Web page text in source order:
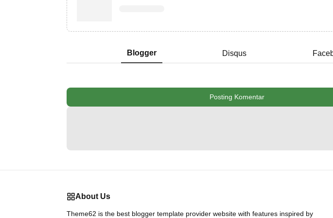
Blogger Disqus
Posting Komentar
About Us
Theme62 is the best blogger template provider website with features inspired by